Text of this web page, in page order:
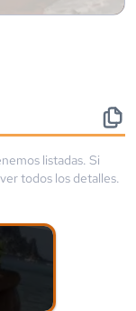
listadas. Si
todos los detalles.